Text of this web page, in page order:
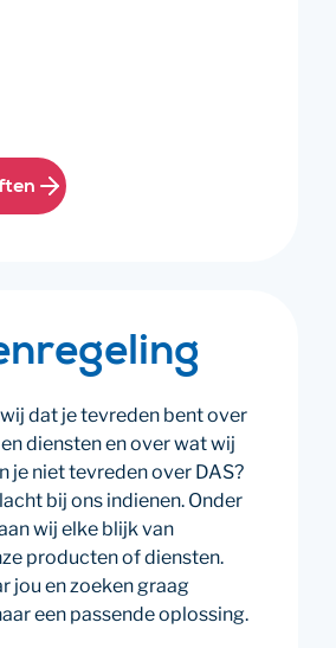
dat je tevreden bent over
diensten en over wat wij
je niet tevreden over DAS?
bij ons indienen. Onder
wij elke blijk van
producten of diensten.
jou en zoeken graag
een passende oplossing.